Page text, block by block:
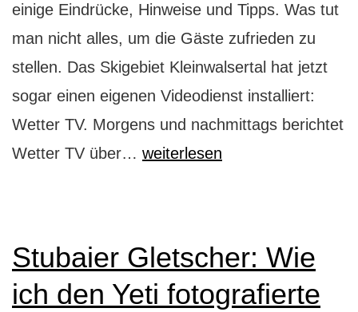
einige Eindrücke, Hinweise und Tipps. Was tut
man nicht alles, um die Gäste zufrieden zu
stellen. Das Skigebiet Kleinwalsertal hat jetzt
sogar einen eigenen Videodienst installiert:
Wetter TV. Morgens und nachmittags berichtet
Wetter TV über… Kleinwalsertal
weiterlesen
Stubaier Gletscher: Wie
ich den Yeti fotografierte